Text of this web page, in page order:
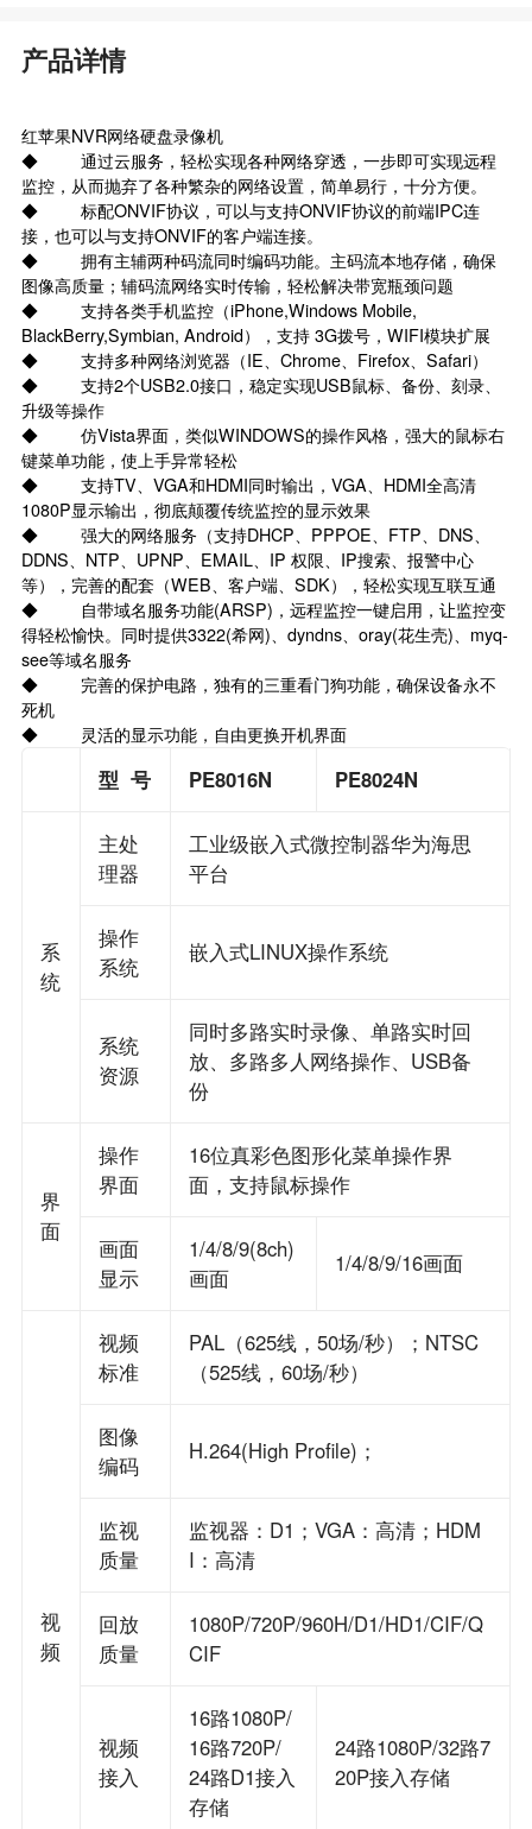
产品详情
红苹果NVR网络硬盘录像机
◆ 通过云服务，轻松实现各种网络穿透，一步即可实现远程
监控，从而抛弃了各种繁杂的网络设置，简单易行，十分方便。
◆ 标配ONVIF协议，可以与支持ONVIF协议的前端IPC连
接，也可以与支持ONVIF的客户端连接。
◆ 拥有主辅两种码流同时编码功能。主码流本地存储，确保
图像高质量；辅码流网络实时传输，轻松解决带宽瓶颈问题
◆ 支持各类手机监控（iPhone,Windows Mobile,
BlackBerry,Symbian, Android），支持 3G拨号，WIFI模块扩展
◆ 支持多种网络浏览器（IE、Chrome、Firefox、Safari）
◆ 支持2个USB2.0接口，稳定实现USB鼠标、备份、刻录、
升级等操作
◆ 仿Vista界面，类似WINDOWS的操作风格，强大的鼠标右
键菜单功能，使上手异常轻松
◆ 支持TV、VGA和HDMI同时输出，VGA、HDMI全高清
1080P显示输出，彻底颠覆传统监控的显示效果
◆ 强大的网络服务（支持DHCP、PPPOE、FTP、DNS、
DDNS、NTP、UPNP、EMAIL、IP 权限、IP搜索、报警中心
等），完善的配套（WEB、客户端、SDK），轻松实现互联互通
◆ 自带域名服务功能(ARSP)，远程监控一键启用，让监控变
得轻松愉快。同时提供3322(希网)、dyndns、oray(花生壳)、myq-
see等域名服务
◆ 完善的保护电路，独有的三重看门狗功能，确保设备永不
死机
◆ 灵活的显示功能，自由更换开机界面
型 号 PE8016N PE8024N
系
统
主处
理器
工业级嵌入式微控制器华为海思
平台
操作
系统
嵌入式LINUX操作系统
系统
资源
同时多路实时录像、单路实时回
放、多路多人网络操作、USB备
份
界
面
操作
界面
16位真彩色图形化菜单操作界
面，支持鼠标操作
画面
显示
1/4/8/9(8ch)
画面
1/4/8/9/16画面
视
频
视频
标准
PAL（625线，50场/秒）；NTSC
（525线，60场/秒）
图像
编码
H.264(High Profile)；
监视
质量
监视器：D1；VGA：高清；HDM
I：高清
回放
质量
1080P/720P/960H/D1/HD1/CIF/Q
CIF
视频
接入
16路1080P/
16路720P/
24路D1接入
存储
24路1080P/32路7
20P接入存储